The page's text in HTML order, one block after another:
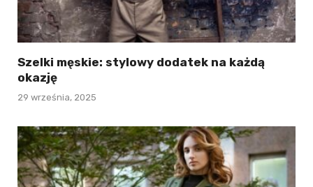
Szelki męskie: stylowy dodatek na każdą
okazję
29 września, 2025